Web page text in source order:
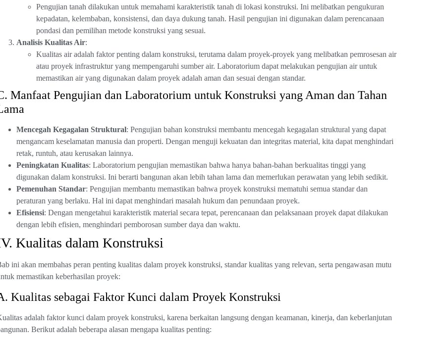
Pengujian tanah dilakukan untuk memahami karakteristik tanah di lokasi konstruksi. Ini melibatkan pengukuran
kepadatan, kelembaban, konsistensi, dan daya dukung tanah. Hasil pengujian ini digunakan dalam perencanaan
pondasi dan pemilihan metode konstruksi yang sesuai.
Analisis Kualitas Air:
Kualitas air adalah faktor penting dalam konstruksi, terutama dalam proyek-proyek yang melibatkan pemrosesan air
atau proyek infrastruktur yang mempengaruhi sumber air. Laboratorium dapat melakukan pengujian air untuk
memastikan air yang digunakan dalam proyek adalah aman dan sesuai dengan standar.
Manfaat Pengujian dan Laboratorium untuk Konstruksi yang Aman dan Tahan
Mencegah Kegagalan Struktural: Pengujian bahan konstruksi membantu mencegah kegagalan struktural yang dapat
mengancam keselamatan manusia dan properti. Dengan menguji kekuatan dan integritas material, kita dapat menghindari
retak, runtuh, atau kerusakan lainnya.
Peningkatan Kualitas: Laboratorium pengujian memastikan bahwa hanya bahan-bahan berkualitas tinggi yang
digunakan dalam konstruksi. Ini berarti bangunan akan lebih tahan lama dan memerlukan perawatan yang lebih sedikit.
Pemenuhan Standar: Pengujian membantu memastikan bahwa proyek konstruksi mematuhi semua standar dan
peraturan yang berlaku. Hal ini dapat menghindari masalah hukum dan penundaan proyek.
Efisiensi: Dengan mengetahui karakteristik material secara tepat, perencanaan dan pelaksanaan proyek dapat dilakukan
dengan lebih efisien, menghindari pemborosan sumber daya dan waktu.
Kualitas dalam Konstruksi
ini akan membahas peran penting kualitas dalam proyek konstruksi, standar kualitas yang relevan, serta pengawasan mutu
memastikan keberhasilan proyek:
Kualitas sebagai Faktor Kunci dalam Proyek Konstruksi
adalah faktor kunci dalam proyek konstruksi, karena berkaitan langsung dengan keamanan, kinerja, dan keberlanjutan
Berikut adalah beberapa alasan mengapa kualitas penting: